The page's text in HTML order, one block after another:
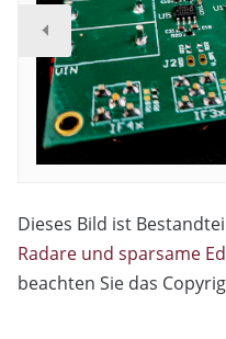
Dieses Bild ist
Radare und sparsame
beachten Sie das